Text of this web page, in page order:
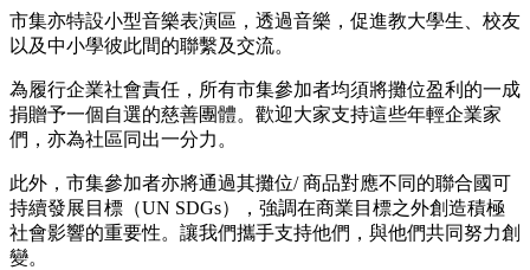
市集亦特設小型音樂表演區，透過音樂，促進教大學生、校友
以及中小學彼此間的聯繫及交流。
為履行企業社會責任，所有市集參加者均須將攤位盈利的一成
捐贈予一個自選的慈善團體。歡迎大家支持這些年輕企業家
們，亦為社區同出一分力。
此外，市集參加者亦將通過其攤位/ 商品對應不同的聯合國可
持續發展目標（UN SDGs），強調在商業目標之外創造積極
社會影響的重要性。讓我們攜手支持他們，與他們共同努力創
變。